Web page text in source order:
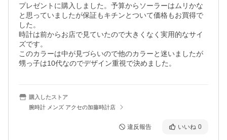
プレゼントに購入しました。予算からソーラーはムリかな
と思っていましたが保証もキチンとついて価格もお買得で
した。
時計は前からお店で見ていたので大きくなく実用的なサイ
ズです。
このカラーは中が見づらいので他のカラーと迷いましたが
甥っ子は10代なのでデザイン重視で決めました。
購入したストア
腕時計 メンズ アクセの加藤時計店
違反報告 いいね 0